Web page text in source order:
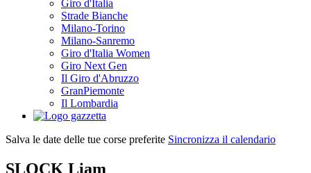
Giro d'Italia
Strade Bianche
Milano-Torino
Milano-Sanremo
Giro d'Italia Women
Giro Next Gen
Il Giro d'Abruzzo
GranPiemonte
Il Lombardia
Salva le date delle tue corse preferite Sincronizza il calendario
SLOCK Liam